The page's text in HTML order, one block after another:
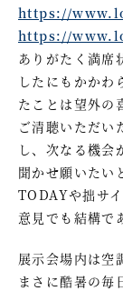
https://
https://
ありがたく満席
したにもかかわ
たことは望外の
ご清聴いただい
し、次なる機会
聞かせ願いたい
TODAYや拙サ
意見でも結構で
展示会場内は空
まさに酷暑の毎